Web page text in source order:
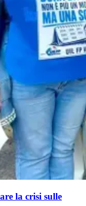
la crisi sulle